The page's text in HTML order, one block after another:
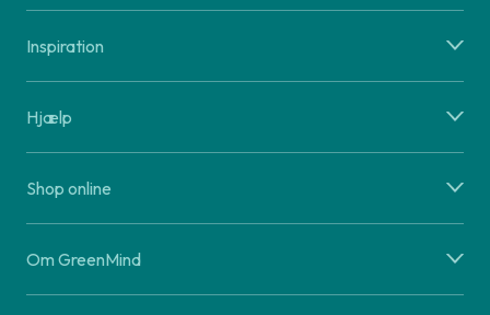
Inspiration
Hjælp
Shop online
Om GreenMind